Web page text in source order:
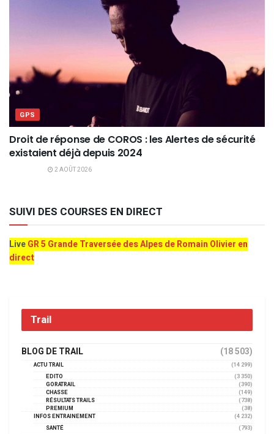
GPS
Droit de réponse de COROS : les Alertes de sécurité
existaient déjà depuis 2024
2 AOÛT 2026
SUIVI DES COURSES EN DIRECT
LiveGR 5 Grande Traversée des Alpes de Romain Olivier en
direct
Trail
BLOG DE TRAIL (18 503)
ACTU TRAIL
(14 299)
EDITO
(3 350)
GORATRAIL
(390)
CHASSE
(149)
RÉSULTATS TRAILS
(738)
PREMIUM
(38)
INFOS ENTRAINEMENT
(4 232)
SANTÉ
(793)